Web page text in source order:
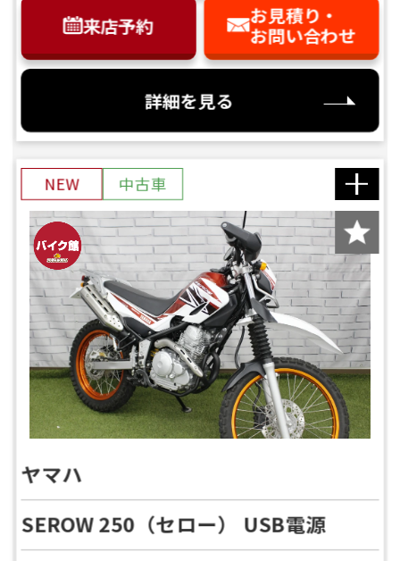
来店予約
お見積り・
お問い合わせ
詳細を見る
NEW 中古車
ヤマハ
SEROW 250（セロー） USB電源